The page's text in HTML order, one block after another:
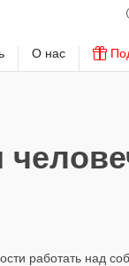
О нас
работать над